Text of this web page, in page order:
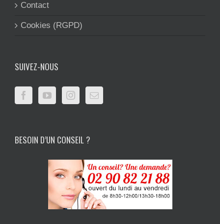
Contact
Cookies (RGPD)
SUIVEZ-NOUS
BESOIN D’UN CONSEIL ?